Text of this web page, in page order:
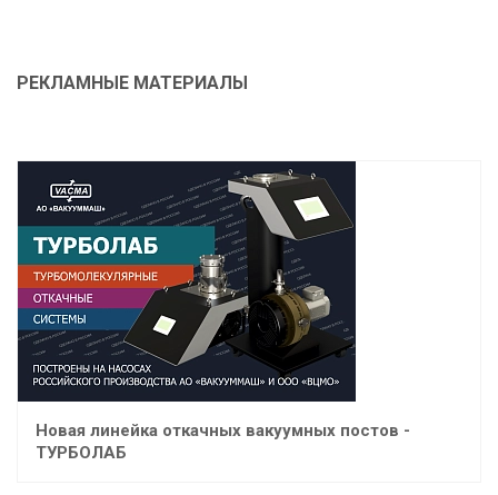
РЕКЛАМНЫЕ МАТЕРИАЛЫ
Новая линейка откачных вакуумных постов -
ТУРБОЛАБ